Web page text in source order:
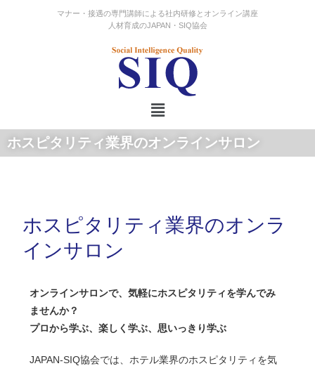
マナー・接遇の専門講師による社内研修とオンライン講座
人材育成のJAPAN・SIQ協会
ホスピタリティ業界のオンラインサロン
ホスピタリティ業界のオンラ
インサロン
オンラインサロンで、気軽にホスピタリティを学んでみ
ませんか？
プロから学ぶ、楽しく学ぶ、思いっきり学ぶ
JAPAN-SIQ協会では、ホテル業界のホスピタリティを気